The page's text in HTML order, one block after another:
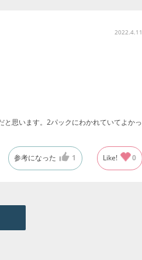
2022.4.11
思います。2パックにわかれていてよかっ
参考になった 1 Like! 0